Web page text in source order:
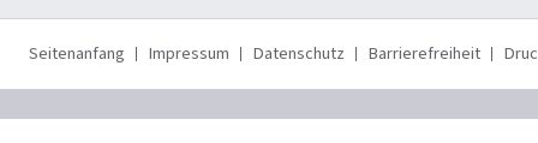
Seitenanfang Impressum Datenschutz Barrierefreiheit